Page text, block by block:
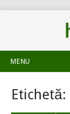
MENU
Etichetă: